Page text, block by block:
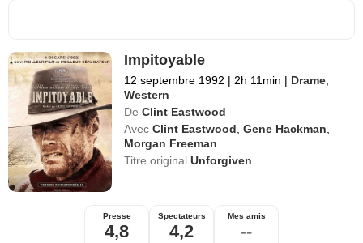
Impitoyable
12 septembre 1992 | 2h 11min | Drame
Western
De Clint Eastwood
Avec Clint Eastwood ,Gene Hackman
Morgan Freeman
Titre originalUnforgiven
Presse
4,8
Spectateurs
4,2
Mes amis
--